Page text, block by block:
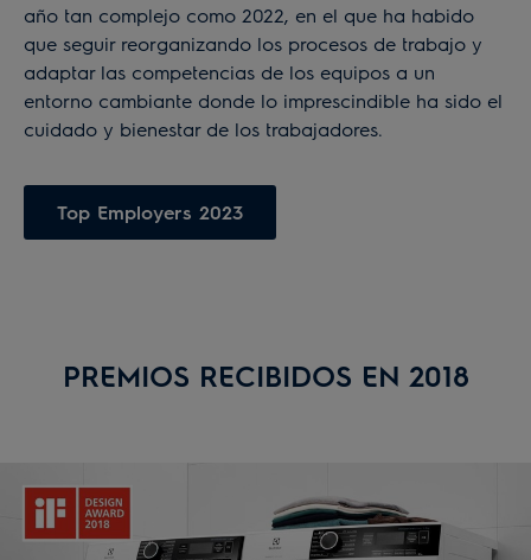
año tan complejo como 2022, en el que ha habido
que seguir reorganizando los procesos de trabajo y
adaptar las competencias de los equipos a un
entorno cambiante donde lo imprescindible ha sido el
cuidado y bienestar de los trabajadores.
Top Employers 2023
PREMIOS RECIBIDOS EN 2018